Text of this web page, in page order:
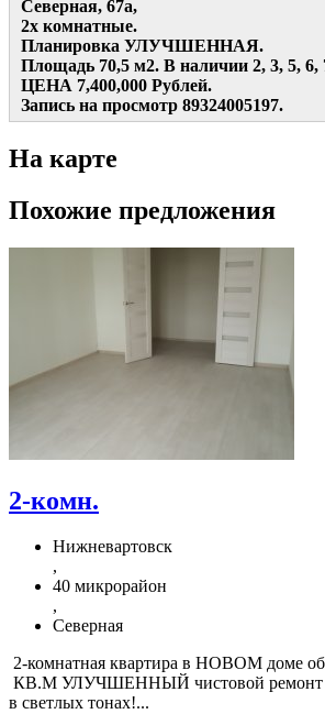
Северная, 67а,
2х комнатные.
Планировка УЛУЧШЕННАЯ.
Площадь 70,5 м2. В наличии 2, 3, 5, 6,
ЦЕНА 7,400,000 Рублей.
Запись на просмотр 89324005197.
На карте
Похожие предложения
2-комн.
Нижневартовск
,
40 микрорайон
,
Северная
2-комнатная квартира в НОВОМ доме
КВ.М УЛУЧШЕННЫЙ чистовой ремонт
в светлых тонах!...